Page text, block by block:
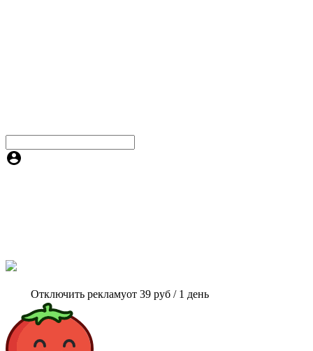
Отключить рекламуот 39 руб / 1 день